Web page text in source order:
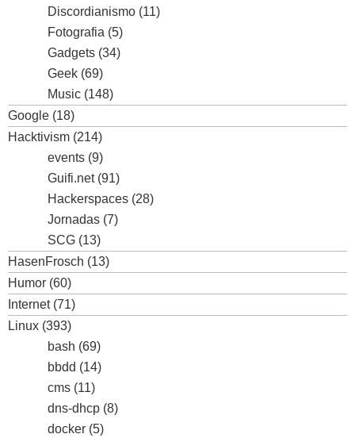
Discordianismo (11)
Fotografia (5)
Gadgets (34)
Geek (69)
Music (148)
Google (18)
Hacktivism (214)
events (9)
Guifi.net(91)
Hackerspaces (28)
Jornadas (7)
SCG (13)
HasenFrosch (13)
Humor (60)
Internet(71)
Linux (393)
bash (69)
bbdd (14)
cms (11)
dns-dhcp (8)
docker (5)